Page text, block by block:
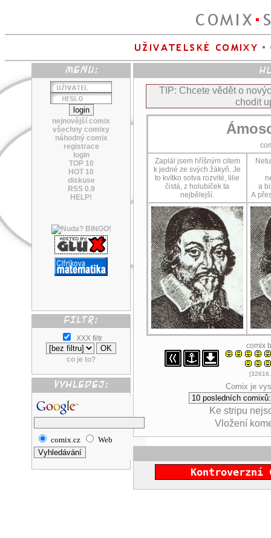
nejnovější comix
všechny comixy
náhodný comix
registrace
login
TOP 10
HOT 10
diskuse
RSS 0.9
HELP!
XXX filtr
co je to?
comix.cz Web
TIP: Chcete vědět o
chodit
Zaplál jsem hříšným citem
k jedné ze svých žákyň. Je
to kvítko sotva rozvité, lilie
čistá, z holubiček ta
nejbělejší.
a
A
comix
Comix je
Ke stripu
Vložení
Kontroverzní